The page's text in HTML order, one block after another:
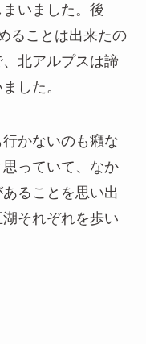
いました。後
ることは出来たの
北アルプスは諦
した。
かないのも癪な
っていて、なか
ることを思い出
それぞれを歩い